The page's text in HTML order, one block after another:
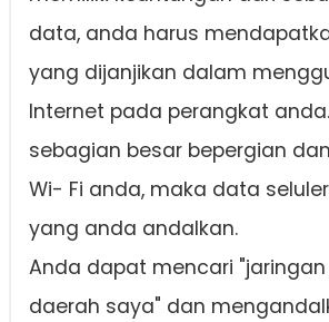
data, anda harus
yang dijanjikan dalam
Internet pada perangkat
sebagian besar bepergian
Wi- Fi anda, maka data
yang anda andalkan.
Anda dapat mencari
daerah saya" dan